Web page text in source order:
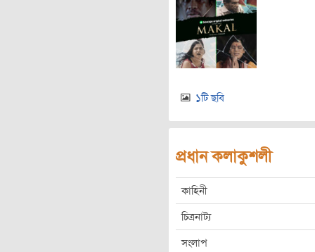
১টি ছবি
প্রধান কলাকুশলী
কাহিনী
চিত্রনাট্য
সংলাপ